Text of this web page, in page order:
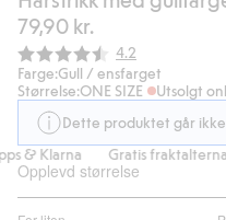
79,90 kr.
4.2
Farge:Gull / ensfarget
Størrelse:ONE SIZE
Utsolgt
Dette produktet går
& Klarna
Gratis
Opplevd størrelse